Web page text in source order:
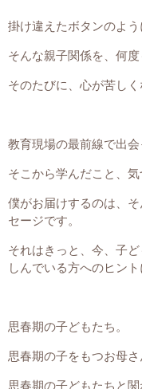
掛け違えたボタンのよう
そんな親子関係を、何
そのたびに、心が苦しく
教育現場の最前線で出会
そこから学んだこと、気
僕がお届けするのは、
セージです。
それはきっと、今、子
しんでいる方へのヒント
思春期の子どもたち。
思春期の子をもつお母さ
思春期の子どもたちと関